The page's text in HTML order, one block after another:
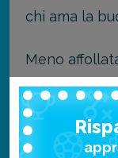
chi ama la
Meno
centro
bellezza.